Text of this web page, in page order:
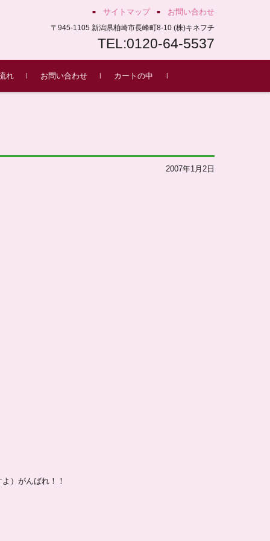
サイトマップ お問い合わせ
〒945-1105 新潟県柏崎市長峰町8-10 (株)キネフチ
TEL:0120-64-5537
れ お問い合わせ カートの中
2007年1月2日
）がんばれ！！